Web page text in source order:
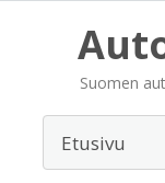
Suomen